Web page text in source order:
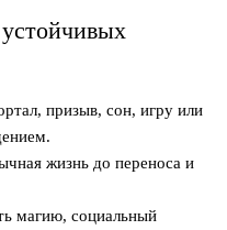
призыв, сон, игру или
жизнь до переноса и
магию, социальный